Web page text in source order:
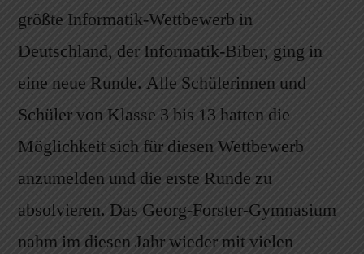
größte Informatik-Wettbewerb in
Deutschland, der Informatik-Biber, ging in
eine neue Runde. Alle Schülerinnen und
Schüler von Klasse 3 bis 13 hatten die
Möglichkeit sich für diesen Wettbewerb
anzumelden und die erste Runde zu
absolvieren. Das Georg-Forster-Gymnasium
nahm im diesen Jahr wieder mit vielen